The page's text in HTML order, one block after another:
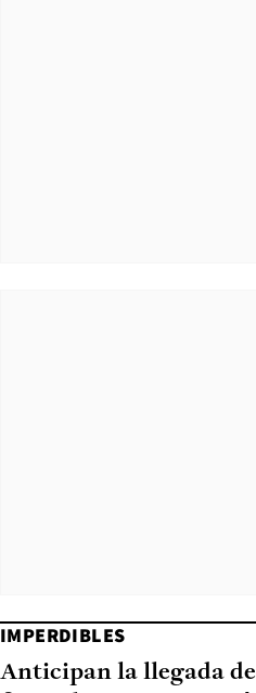
IMPERDIBLES
Anticipan la llegada